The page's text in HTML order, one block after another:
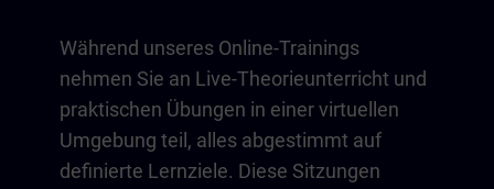
Während unseres Online-Trainings
nehmen Sie an Live-Theorieunterricht und
praktischen Übungen in einer virtuellen
Umgebung teil, alles abgestimmt auf
definierte Lernziele. Diese Sitzungen